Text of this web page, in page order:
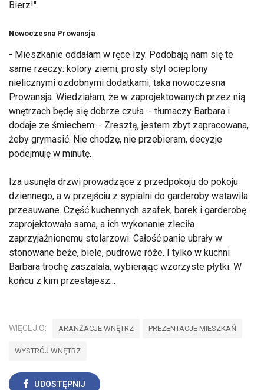
Bierz!".
Nowoczesna Prowansja
- Mieszkanie oddałam w ręce Izy. Podobają nam się te
same rzeczy: kolory ziemi, prosty styl ocieplony
nielicznymi ozdobnymi dodatkami, taka nowoczesna
Prowansja. Wiedziałam, że w zaprojektowanych przez nią
wnętrzach będę się dobrze czuła - tłumaczy Barbara i
dodaje ze śmiechem: - Zresztą, jestem zbyt zapracowana,
żeby grymasić. Nie chodzę, nie przebieram, decyzje
podejmuję w minutę.
Iza usunęła drzwi prowadzące z przedpokoju do pokoju
dziennego, a w przejściu z sypialni do garderoby wstawiła
przesuwane. Część kuchennych szafek, barek i garderobę
zaprojektowała sama, a ich wykonanie zleciła
zaprzyjaźnionemu stolarzowi. Całość panie ubrały w
stonowane beże, biele, pudrowe róże. I tylko w kuchni
Barbara trochę zaszalała, wybierając wzorzyste płytki. W
końcu z kim przestajesz...
WIĘCEJ O: ARANŻACJE WNĘTRZ PREZENTACJE MIESZKAŃ
WYSTRÓJ WNĘTRZ
UDOSTĘPNIJ